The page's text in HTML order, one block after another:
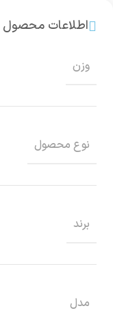
اطلاعات محصول
وزن
نوع محصول
برند
مدل